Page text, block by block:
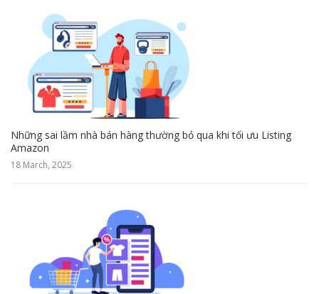
Những sai lầm nhà bán hàng thường bỏ qua khi tối ưu Listing
Amazon
18 March, 2025